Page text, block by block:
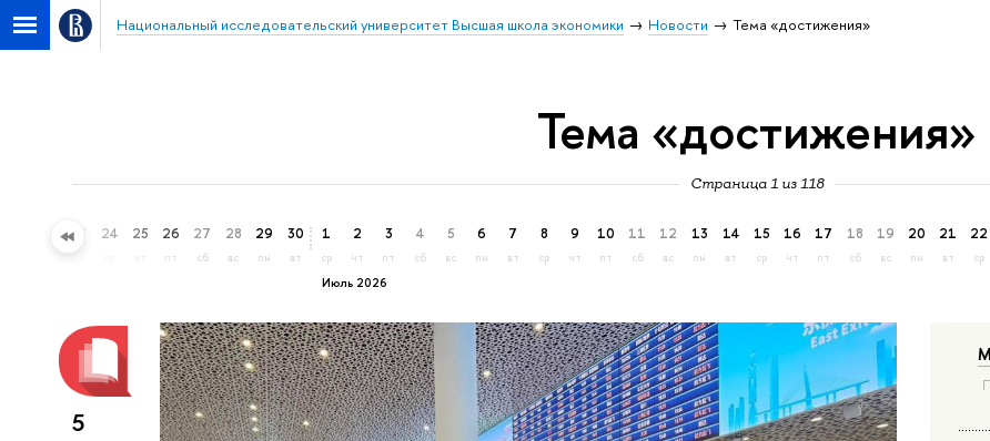
Национальный исследовательский университет Высшая школа экономики Новости Тема «достижения»
Тема «достижения»
Страница 1 из 118
23 24 25 26
пт
27
сб
28
вс
29
пн
30
вт
Июль 2026
1
ср
2
чт
3
пт
4
сб
5
вс
6
пн
7
вт
8
ср
9
чт
10
пт
11
сб
12
вс
13
пн
14
вт
15
ср
16
чт
17
пт
18
сб
19
вс
20
пн
21
вт
22
ср
5